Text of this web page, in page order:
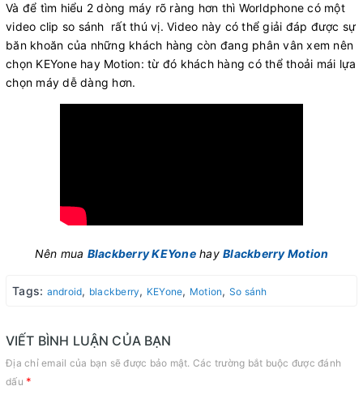
Và để tìm hiểu 2 dòng máy rõ ràng hơn thì Worldphone có một
video clip so sánh rất thú vị. Video này có thể giải đáp được sự
băn khoăn của những khách hàng còn đang phân vân xem nên
chọn KEYone hay Motion: từ đó khách hàng có thể thoải mái lựa
chọn máy dễ dàng hơn.
Nên mua Blackberry KEYone hay Blackberry Motion
Tags: android, blackberry, KEYone, Motion, So sánh
VIẾT BÌNH LUẬN CỦA BẠN
Địa chỉ email của bạn sẽ được bảo mật. Các trường bắt buộc được đánh
dấu *